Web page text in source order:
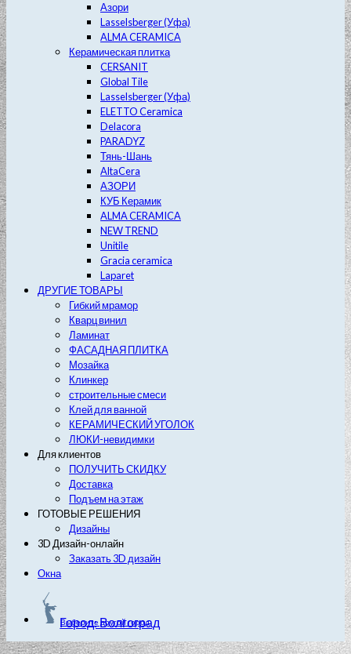
Азори
Lasselsberger (Уфа)
ALMA CERAMICA
Керамическая плитка
CERSANIT
Global Tile
Lasselsberger (Уфа)
ELETTO Ceramica
Delacora
PARADYZ
Тянь-Шань
AltaCera
АЗОРИ
КУБ Керамик
ALMA CERAMICA
NEW TREND
Unitile
Gracia ceramica
Laparet
ДРУГИЕ ТОВАРЫ
Гибкий мрамор
Кварц винил
Ламинат
ФАСАДНАЯ ПЛИТКА
Мозайка
Клинкер
строительные смеси
Клей для ванной
КЕРАМИЧЕСКИЙ УГОЛОК
ЛЮКИ-невидимки
Для клиентов
ПОЛУЧИТЬ СКИДКУ
Доставка
Подъем на этаж
ГОТОВЫЕ РЕШЕНИЯ
Дизайны
3D Дизайн-онлайн
Заказать 3D дизайн
Окна
Город: Волгоград
Выберите другой город